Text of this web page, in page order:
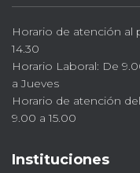
Horario de atención al
14.30
Horario Laboral: De
a Jueves
Horario de atención
9.00 a 15.00
Instituciones